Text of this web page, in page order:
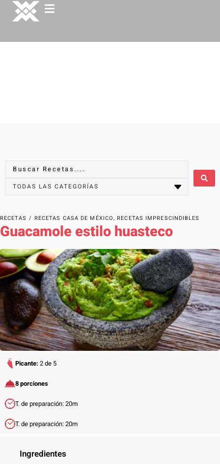
RECETAS / RECETAS CASA DE MÉXICO, RECETAS IMPRESCINDIBLES
Guacamole estilo huasteco
Picante: 2 de 5
8 porciones
T. de preparación: 20m
T. de preparación: 20m
Ingredientes